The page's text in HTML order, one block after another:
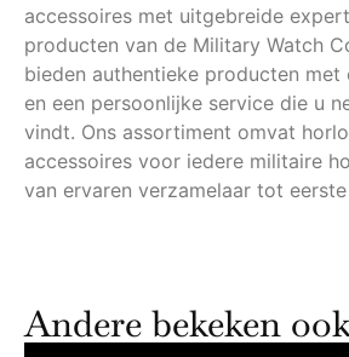
accessoires met uitgebreide
producten van de Military Watch
bieden authentieke producten
en een persoonlijke service die u
vindt. Ons assortiment omvat
accessoires voor iedere militaire
van ervaren verzamelaar tot
Andere bekeken